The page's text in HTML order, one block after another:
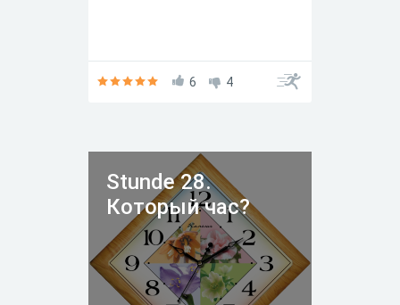
6 4
Stunde 28.
Который час?